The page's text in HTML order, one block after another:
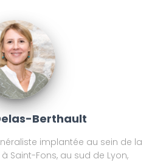
Berthault
implantée au sein de la
Saint-Fons, au sud de Lyon,